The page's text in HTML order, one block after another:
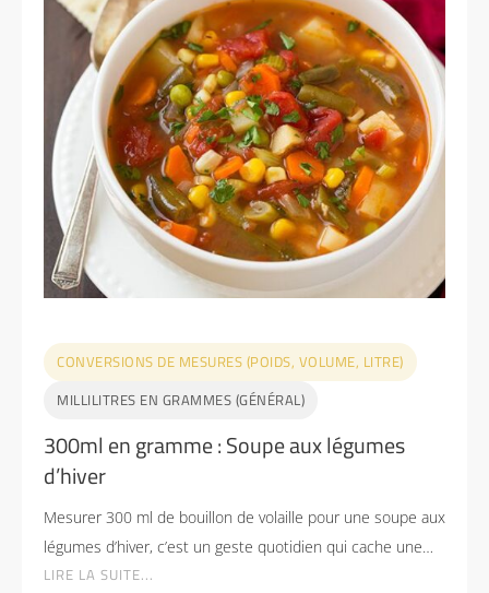
CONVERSIONS DE MESURES (POIDS, VOLUME, LITRE)
MILLILITRES EN GRAMMES (GÉNÉRAL)
300ml en gramme : Soupe aux légumes
d’hiver
Mesurer 300 ml de bouillon de volaille pour une soupe aux
légumes d’hiver, c’est un geste quotidien qui cache une…
LIRE LA SUITE...